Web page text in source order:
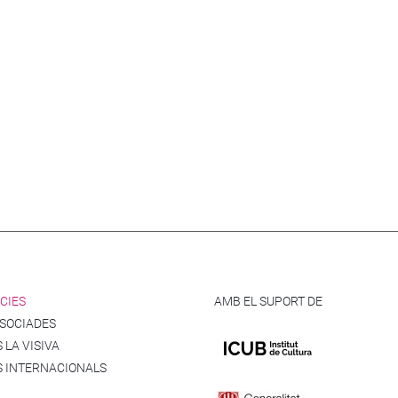
LA VISIVA
INTERNACIONALS
AMB EL SUPORT DE